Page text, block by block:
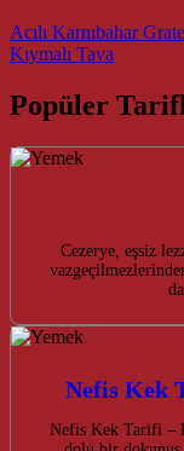
Post
Acılı Karnıbahar
Kıymalı Tava
Popüler
Cezerye, eşsiz
Nefis Kek
Nefis Kek Tarifi –